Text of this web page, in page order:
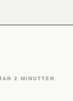
2 MINUTTER